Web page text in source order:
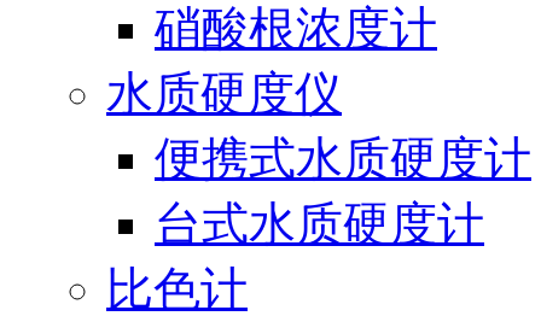
硝酸根浓度计
水质硬度仪
便携式水质硬度计
台式水质硬度计
比色计